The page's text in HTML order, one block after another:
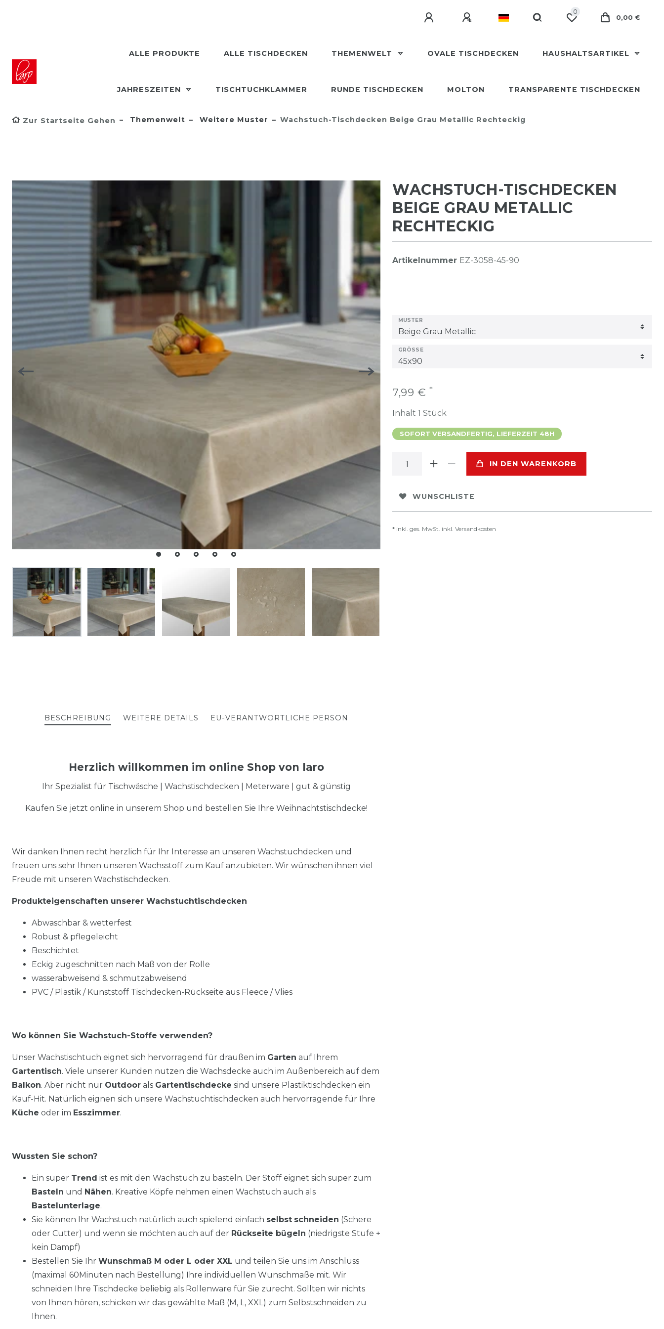
0
0,00 €
ALLE PRODUKTE ALLE TISCHDECKEN THEMENWELT OVALE TISCHDECKEN HAUSHALTSARTIKEL
JAHRESZEITEN TISCHTUCHKLAMMER RUNDE TISCHDECKEN MOLTON TRANSPARENTE TISCHDECKEN
Zur Startseite Gehen Themenwelt Weitere Muster Wachstuch-Tischdecken Beige Grau Metallic Rechteckig
WACHSTUCH-TISCHDECKEN
BEIGE GRAU METALLIC
RECHTECKIG
Artikelnummer EZ-3058-45-90
MUSTER
GRÖSSE
7,99 € *
Inhalt 1 Stück
SOFORT VERSANDFERTIG, LIEFERZEIT 48H
IN DEN WARENKORB
WUNSCHLISTE
* inkl. ges. MwSt. inkl. Versandkosten
BESCHREIBUNG WEITERE DETAILS EU-VERANTWORTLICHE PERSON
Herzlich willkommen im online Shop von laro
Ihr Spezialist für Tischwäsche | Wachstischdecken | Meterware | gut & günstig
Kaufen Sie jetzt online in unserem Shop und bestellen Sie Ihre Weihnachtstischdecke!
Wir danken Ihnen recht herzlich für Ihr Interesse an unseren Wachstuchdecken und
freuen uns sehr Ihnen unseren Wachsstoff zum Kauf anzubieten. Wir wünschen ihnen viel
Freude mit unseren Wachstischdecken.
Produkteigenschaften unserer Wachstuchtischdecken
Abwaschbar & wetterfest
Robust & pflegeleicht
Beschichtet
Eckig zugeschnitten nach Maß von der Rolle
wasserabweisend & schmutzabweisend
PVC / Plastik / Kunststoff Tischdecken-Rückseite aus Fleece / Vlies
Wo können Sie Wachstuch-Stoffe verwenden?
Unser Wachstischtuch eignet sich hervorragend für draußen im Garten auf Ihrem
Gartentisch. Viele unserer Kunden nutzen die Wachsdecke auch im Außenbereich auf dem
Balkon. Aber nicht nur Outdoor als Gartentischdecke sind unsere Plastiktischdecken ein
Kauf-Hit. Natürlich eignen sich unsere Wachstuchtischdecken auch hervorragende für Ihre
Küche oder im Esszimmer.
Wussten Sie schon?
Ein super Trend ist es mit den Wachstuch zu basteln. Der Stoff eignet sich super zum
Basteln und Nähen. Kreative Köpfe nehmen einen Wachstuch auch als
Bastelunterlage.
Sie können Ihr Wachstuch natürlich auch spielend einfach selbst schneiden (Schere
oder Cutter) und wenn sie möchten auch auf der Rückseite bügeln (niedrigste Stufe +
kein Dampf)
Bestellen Sie Ihr Wunschmaß M oder L oder XXL und teilen Sie uns im Anschluss
(maximal 60Minuten nach Bestellung) Ihre individuellen Wunschmaße mit. Wir
schneiden Ihre Tischdecke beliebig als Rollenware für Sie zurecht. Sollten wir nichts
von Ihnen hören, schicken wir das gewählte Maß (M, L, XXL) zum Selbstschneiden zu
Ihnen.